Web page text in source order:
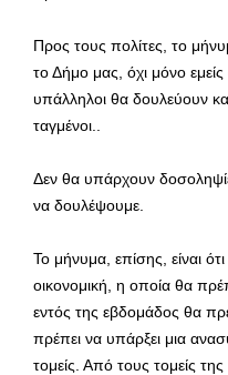
Προς τους πολίτες, το
το Δήμο μας, όχι μόνο εμείς
υπάλληλοι θα δουλεύουν
ταγμένοι..
Δεν θα υπάρχουν
να δουλέψουμε.
Το μήνυμα, επίσης, είναι
οικονομική, η οποία θα
εντός της εβδομάδος θα
πρέπει να υπάρξει μια
τομείς. Από τους τομείς